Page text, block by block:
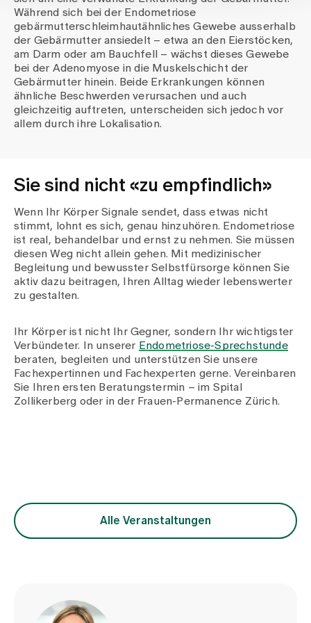
Während sich bei der Endometriose
gebärmutterschleimhautähnliches Gewebe ausserhalb
der Gebärmutter ansiedelt – etwa an den Eierstöcken,
am Darm oder am Bauchfell – wächst dieses Gewebe
bei der Adenomyose in die Muskelschicht der
Gebärmutter hinein. Beide Erkrankungen können
ähnliche Beschwerden verursachen und auch
gleichzeitig auftreten, unterscheiden sich jedoch vor
allem durch ihre Lokalisation.
Sie sind nicht «zu empfindlich»
Wenn Ihr Körper Signale sendet, dass etwas nicht
stimmt, lohnt es sich, genau hinzuhören. Endometriose
ist real, behandelbar und ernst zu nehmen. Sie müssen
diesen Weg nicht allein gehen. Mit medizinischer
Begleitung und bewusster Selbstfürsorge können Sie
aktiv dazu beitragen, Ihren Alltag wieder lebenswerter
zu gestalten.
Ihr Körper ist nicht Ihr Gegner, sondern Ihr wichtigster
Verbündeter. In unserer Endometriose-Sprechstunde
beraten, begleiten und unterstützen Sie unsere
Fachexpertinnen und Fachexperten gerne. Vereinbaren
Sie Ihren ersten Beratungstermin – im Spital
Zollikerberg oder in der Frauen-Permanence Zürich.
Alle Veranstaltungen